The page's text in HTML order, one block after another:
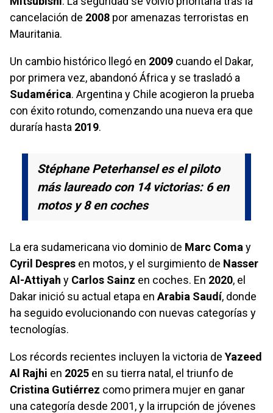
cancelación de 2008 por amenazas terroristas en
Mauritania.
Un cambio histórico llegó en 2009 cuando el Dakar,
por primera vez, abandonó África y se trasladó a
Sudamérica. Argentina y Chile acogieron la prueba
con éxito rotundo, comenzando una nueva era que
duraría hasta 2019.
Stéphane Peterhansel es el piloto
más laureado con 14 victorias: 6 en
motos y 8 en coches
La era sudamericana vio dominio de Marc Coma y
Cyril Despres en motos, y el surgimiento de Nasser
Al-Attiyah y Carlos Sainz en coches. En 2020, el
Dakar inició su actual etapa en Arabia Saudí, donde
ha seguido evolucionando con nuevas categorías y
tecnologías.
Los récords recientes incluyen la victoria de Yazeed
Al Rajhi en 2025 en su tierra natal, el triunfo de
Cristina Gutiérrez como primera mujer en ganar
una categoría desde 2001, y la irrupción de jóvenes